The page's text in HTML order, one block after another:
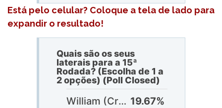
Está pelo celular? Coloque a tela de lado para
expandir o resultado!
Quais são os seus
laterais para a 15ª
Rodada? (Escolha de 1 a
2 opções) (Poll Closed)
William (Cruzeiro) 19.67%